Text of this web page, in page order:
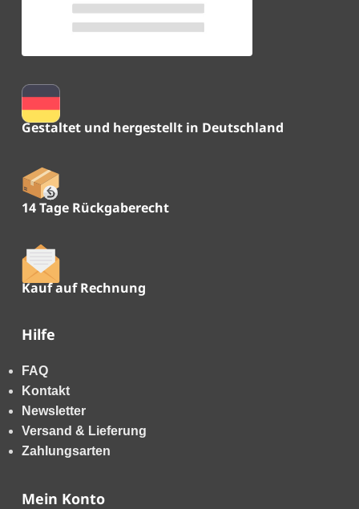
Gestaltet und hergestellt in Deutschland
14 Tage Rückgaberecht
Kauf auf Rechnung
Hilfe
FAQ
Kontakt
Newsletter
Versand & Lieferung
Zahlungsarten
Mein Konto